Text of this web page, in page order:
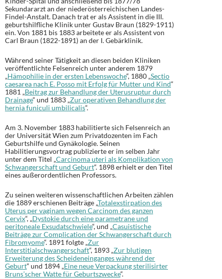
Sekundararzt an der niederösterreichischen Landes-
Findel-Anstalt. Danach trat er als Assistent in die III.
geburtshilfliche Klinik unter Gustav Braun (1829-1911)
ein. Von 1881 bis 1883 arbeitete er als Assistent von
Carl Braun (1822-1891) an der I. Gebärklinik.
Während seiner Tätigkeit an diesen beiden Kliniken
veröffentlichte Felsenreich unter anderem 1879
„Hämophilie in der ersten Lebenswoche“, 1880 „Sectio
caesarea nach E. Posso mit Erfolg für Mutter und Kind“
1881 „Beitrag zur Behandlung der Uterusruptur durch
Drainage“ und 1883 „Zur operativen Behandlung der
hernia funiculi umbilicalis“.
Am 3. November 1883 habilitierte sich Felsenreich an
der Universität Wien zum Privatdozenten im Fach
Geburtshilfe und Gynäkologie. Seinen
Habilitierungsvortrag publizierte er im selben Jahr
unter dem Titel „Carcinoma uteri als Komplikation von
Schwangerschaft und Geburt“. 1898 erhielt er den Titel
eines außerordentlichen Professors.
Zu seinen weiteren wissenschaftlichen Arbeiten zählen
die 1889 erschienen Beiträge „Totalexstirpation des
Uterus per vaginam wegen Carcinom des ganzen
Cervix“, „Dystokie durch eine parametrane und
peritoneale Exsudatschwiele“, und „Casuistische
Beiträge zur Complication der Schwangerschaft durch
Fibromyome“. 1891 folgte „Zur
Interstitialschwangerschaft“, 1893 „Zur blutigen
Erweiterung des Scheideneinganges während der
Geburt“ und 1894 „Eine neue Verpackung sterilisirter
Bruns’scher Watte für Geburtszwecke“.